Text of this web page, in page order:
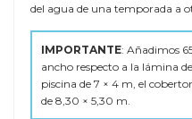
del agua de una temporada a
IMPORTANTE: Añadimos
ancho respecto a la lámina
piscina de 7 × 4 m, el
de 8,30 × 5,30 m.